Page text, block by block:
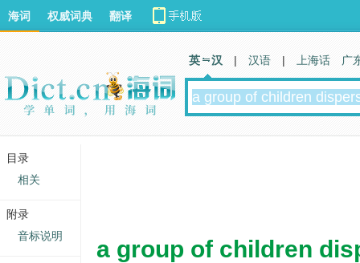
a group of children
海词 权威词典 翻译
英 汉 | 汉语 | 上海话 广
目录
相关
附录
音标说明